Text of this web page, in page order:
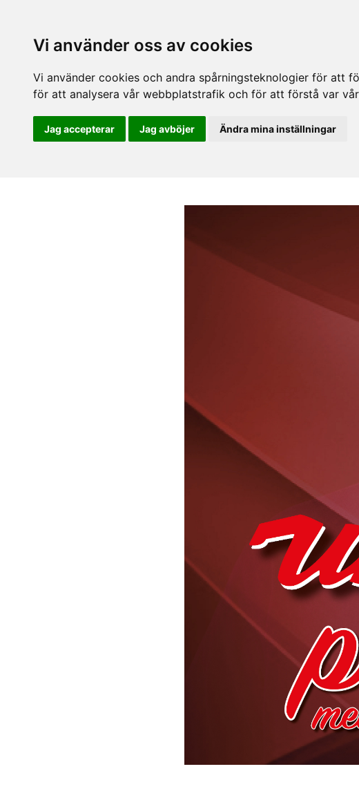
Vi använder oss av cookies
Vi använder cookies och andra spårningsteknologier för att
för att analysera vår webbplatstrafik och för att förstå var
Jag accepterar Jag avböjer Ändra mina inställningar